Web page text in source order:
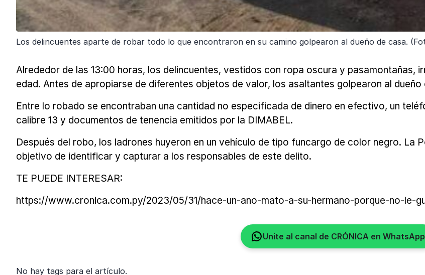
Los delincuentes aparte de robar todo lo que encontraron en su camino golpearon al dueño de casa.
Alrededor de las 13:00 horas, los delincuentes, vestidos con ropa oscura y pasamontañas,
edad. Antes de apropiarse de diferentes objetos de valor, los asaltantes golpearon al dueño
Entre lo robado se encontraban una cantidad no especificada de dinero en efectivo, un
calibre 13 y documentos de tenencia emitidos por la DIMABEL.
Después del robo, los ladrones huyeron en un vehículo de tipo funcargo de color negro. La
objetivo de identificar y capturar a los responsables de este delito.
TE PUEDE INTERESAR:
https://www.cronica.com.py/2023/05/31/hace-un-ano-mato-a-su-hermano-porque-no-le-
Unite al canal de CRÓNICA en WhatsApp
No hay tags para el artículo.